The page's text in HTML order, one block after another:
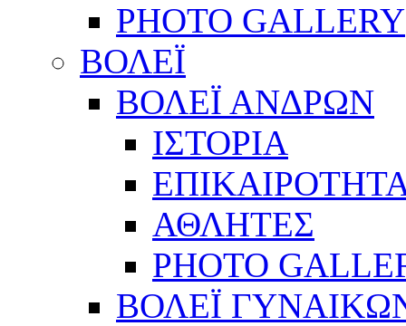
PHOTO GALLERY
ΒΟΛΕΪ
ΒΟΛΕΪ ΑΝΔΡΩΝ
ΙΣΤΟΡΙΑ
ΑΘΛΗΤΕΣ
PHOTO
ΒΟΛΕΪ